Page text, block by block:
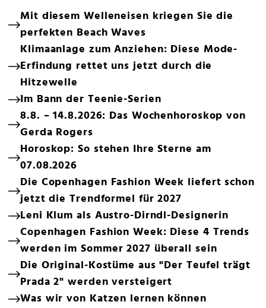
Mit diesem Welleneisen kriegen Sie die
perfekten Beach Waves
Klimaanlage zum Anziehen: Diese Mode-
Erfindung rettet uns jetzt durch die
Hitzewelle
Im Bann der Teenie-Serien
8.8. – 14.8.2026: Das Wochenhoroskop von
Gerda Rogers
Horoskop: So stehen Ihre Sterne am
07.08.2026
Die Copenhagen Fashion Week liefert schon
jetzt die Trendformel für 2027
Leni Klum als Austro-Dirndl-Designerin
Copenhagen Fashion Week: Diese 4 Trends
werden im Sommer 2027 überall sein
Die Original-Kostüme aus "Der Teufel trägt
Prada 2" werden versteigert
Was wir von Katzen lernen können